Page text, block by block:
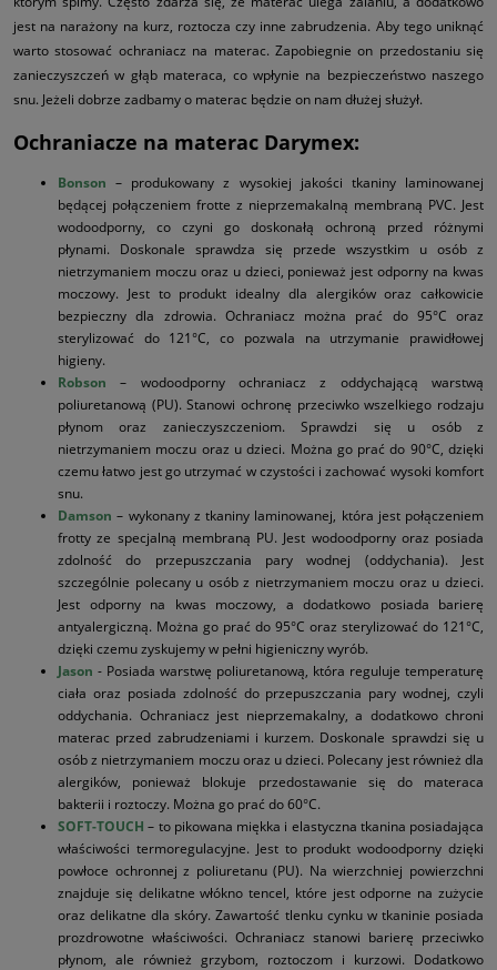
jest na narażony na kurz, roztocza czy inne zabrudzenia. Aby tego uniknąć
warto stosować ochraniacz na materac. Zapobiegnie on przedostaniu się
zanieczyszczeń w głąb materaca, co wpłynie na bezpieczeństwo naszego
snu. Jeżeli dobrze zadbamy o materac będzie on nam dłużej służył.
Ochraniacze na materac Darymex:
Bonson – produkowany z wysokiej jakości tkaniny laminowanej
będącej połączeniem frotte z nieprzemakalną membraną PVC. Jest
wodoodporny, co czyni go doskonałą ochroną przed różnymi
płynami. Doskonale sprawdza się przede wszystkim u osób z
nietrzymaniem moczu oraz u dzieci, ponieważ jest odporny na kwas
moczowy. Jest to produkt idealny dla alergików oraz całkowicie
bezpieczny dla zdrowia. Ochraniacz można prać do 95°C oraz
sterylizować do 121°C, co pozwala na utrzymanie prawidłowej
higieny.
Robson – wodoodporny ochraniacz z oddychającą warstwą
poliuretanową (PU). Stanowi ochronę przeciwko wszelkiego rodzaju
płynom oraz zanieczyszczeniom. Sprawdzi się u osób z
nietrzymaniem moczu oraz u dzieci. Można go prać do 90°C, dzięki
czemu łatwo jest go utrzymać w czystości i zachować wysoki komfort
snu.
Damson – wykonany z tkaniny laminowanej, która jest połączeniem
frotty ze specjalną membraną PU. Jest wodoodporny oraz posiada
zdolność do przepuszczania pary wodnej (oddychania). Jest
szczególnie polecany u osób z nietrzymaniem moczu oraz u dzieci.
Jest odporny na kwas moczowy, a dodatkowo posiada barierę
antyalergiczną. Można go prać do 95°C oraz sterylizować do 121°C,
dzięki czemu zyskujemy w pełni higieniczny wyrób.
Jason - Posiada warstwę poliuretanową, która reguluje temperaturę
ciała oraz posiada zdolność do przepuszczania pary wodnej, czyli
oddychania. Ochraniacz jest nieprzemakalny, a dodatkowo chroni
materac przed zabrudzeniami i kurzem. Doskonale sprawdzi się u
osób z nietrzymaniem moczu oraz u dzieci. Polecany jest również dla
alergików, ponieważ blokuje przedostawanie się do materaca
bakterii i roztoczy. Można go prać do 60°C.
SOFT-TOUCH – to pikowana miękka i elastyczna tkanina posiadająca
właściwości termoregulacyjne. Jest to produkt wodoodporny dzięki
powłoce ochronnej z poliuretanu (PU). Na wierzchniej powierzchni
znajduje się delikatne włókno tencel, które jest odporne na zużycie
oraz delikatne dla skóry. Zawartość tlenku cynku w tkaninie posiada
prozdrowotne właściwości. Ochraniacz stanowi barierę przeciwko
płynom, ale również grzybom, roztoczom i kurzowi. Dodatkowo